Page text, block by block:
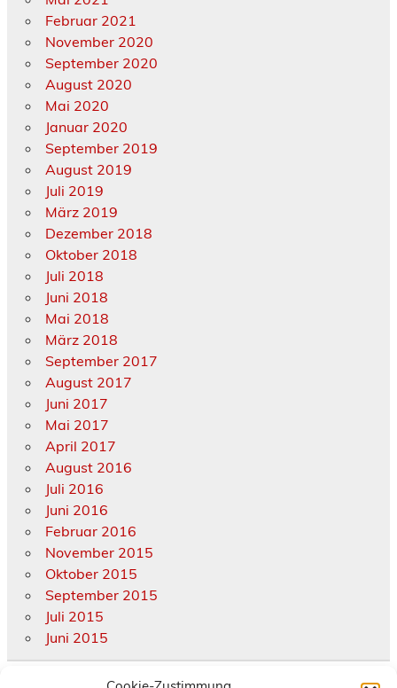
Februar 2021
November 2020
September 2020
August 2020
Mai 2020
Januar 2020
September 2019
August 2019
Juli 2019
März 2019
Dezember 2018
Oktober 2018
Juli 2018
Juni 2018
Mai 2018
März 2018
September 2017
August 2017
Juni 2017
Mai 2017
April 2017
August 2016
Juli 2016
Juni 2016
Februar 2016
November 2015
Oktober 2015
September 2015
Juli 2015
Juni 2015